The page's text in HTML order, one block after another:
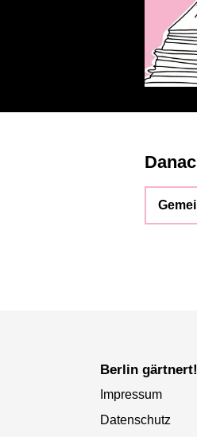
Berlin gärtnert!
Impressum
Datenschutz